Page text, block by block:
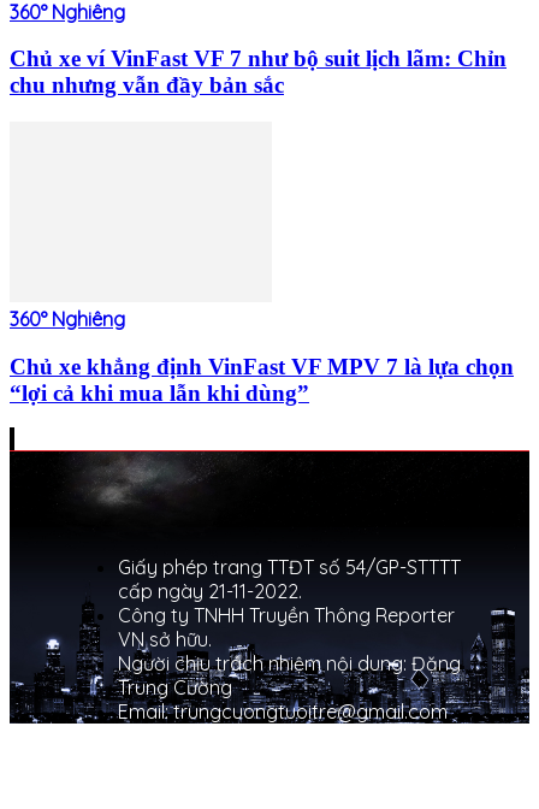
360° Nghiêng
Chủ xe ví VinFast VF 7 như bộ suit lịch lãm: Chỉn
chu nhưng vẫn đầy bản sắc
360° Nghiêng
Chủ xe khẳng định VinFast VF MPV 7 là lựa chọn
“lợi cả khi mua lẫn khi dùng”
Giấy phép trang TTĐT số 54/GP-STTTT
cấp ngày 21-11-2022.
Công ty TNHH Truyền Thông Reporter
VN sở hữu.
Người chịu trách nhiệm nội dung: Đặng
Trung Cường
Email: trungcuongtuoitre@gmail.com